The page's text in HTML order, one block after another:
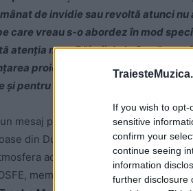
If you wish to
sensitive
confirm your
continue seeing
information
further disclosure
de invidie sau revoltă atunci
care vreau s-o abordez în mod
atenţia mea. Băieţii de la Şatră
proiectului. Toată dragostea
şi pentru voi o plăcere”
mesaj puternic, susţinut şi de un
din Dubai. Dune de nisip, SUV-
acestui nou videoclip regizat
membru Şatră B.E.N.Z., declară